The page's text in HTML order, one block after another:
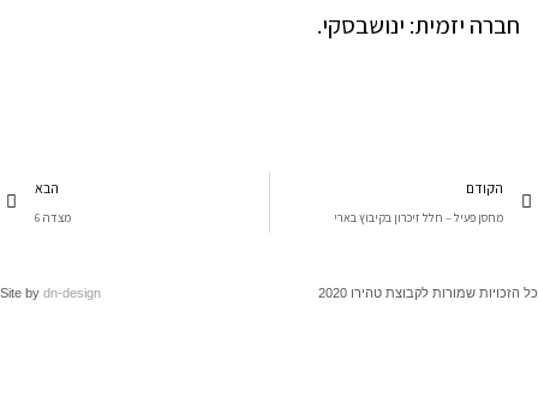
חברה יזמית: ינושבסקי.
הקודם
מחסן פעיל – חלל זיכרון בקיבוץ בארי
הבא
מצדה 6
Site bydn-design שמורות לקבוצת טהירו 2020